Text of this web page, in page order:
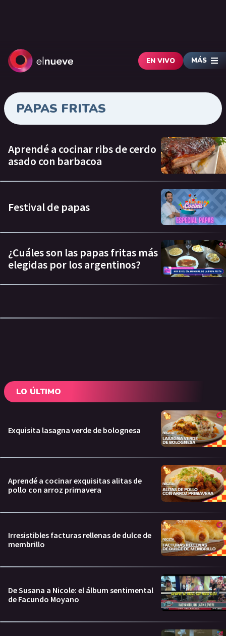
EN VIVO MÁS
PAPAS FRITAS
Aprendé a cocinar ribs de cerdo
asado con barbacoa
Festival de papas
¿Cuáles son las papas fritas más
elegidas por los argentinos?
LO ÚLTIMO
Exquisita lasagna verde de bolognesa
Aprendé a cocinar exquisitas alitas de
pollo con arroz primavera
Irresistibles facturas rellenas de dulce de
membrillo
De Susana a Nicole: el álbum sentimental
de Facundo Moyano